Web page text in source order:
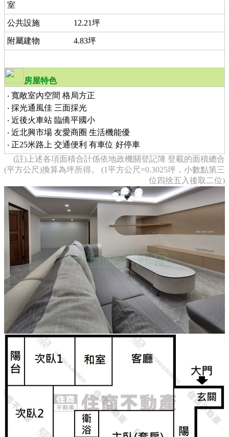
室
公共設施 12.21坪
附屬建物 4.83坪
房屋特色
‧ 寬敞室內空間 格局方正
‧ 採光通風佳 三面採光
‧ 近後火車站 臨僑平國小
‧ 近北興市場 友愛商圈 生活機能優
‧ 正25米路上 交通便利 有車位 好停車
(註)上述各項面積合計係依地政機關登記簿 登載的面積總合
(平方公尺)換算為坪所得。 (1平方公尺=0.3025坪，小數點第三
位四捨五入後取二位)